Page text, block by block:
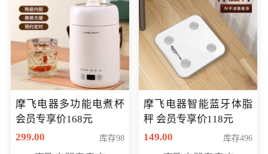
摩飞电器多功能电煮杯
会员专享价168元
299.00
库存98
摩飞电器智能蓝牙体脂
秤 会员专享价118元
149.00
库存496